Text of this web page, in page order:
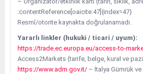
:contentReference[oaicite:47]{index=47}
Resmî/otorite kaynakta doğrulanamadı.
Yararlı linkler (hukuki / ticari / uyum):
https://trade.ec.europa.eu/access-to-
Access2Markets (tarife, belge, kural ve
https://www.adm.gov.it/ – İtalya Gümrük